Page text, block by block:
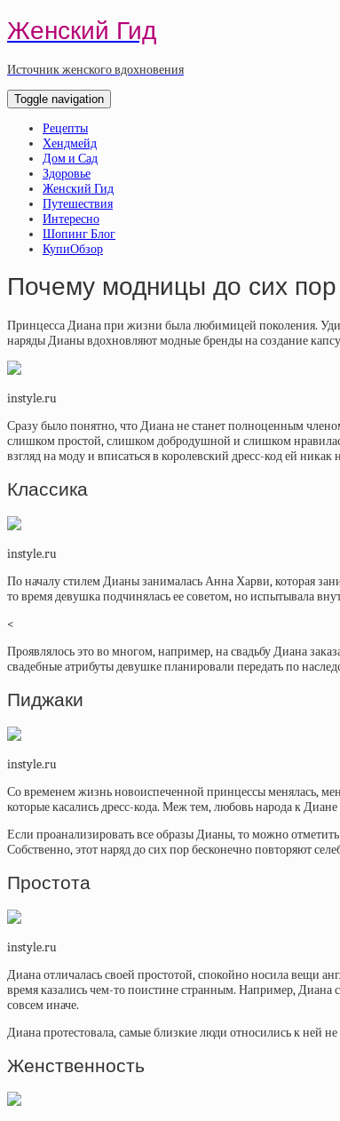
Женский Гид
Источник женского вдохновения
Toggle navigation
Рецепты
Хендмейд
Дом и Сад
Здоровье
Женский Гид
Путешествия
Интересно
Шопинг Блог
КупиОбзор
Почему модницы до сих
Принцесса Диана при жизни была любимицей поколения.
наряды Дианы вдохновляют модные бренды на создание
instyle.ru
Сразу было понятно, что Диана не станет полноценным
слишком простой, слишком добродушной и слишком
взгляд на моду и вписаться в королевский дресс-код ей никак
Классика
instyle.ru
По началу стилем Дианы занималась Анна Харви, которая
то время девушка подчинялась ее советом, но испытывала
<
Проявлялось это во многом, например, на свадьбу Диана
свадебные атрибуты девушке планировали передать по
Пиджаки
instyle.ru
Со временем жизнь новоиспеченной принцессы менялась,
которые касались дресс-кода. Меж тем, любовь народа к
Если проанализировать все образы Дианы, то можно
Собственно, этот наряд до сих пор бесконечно повторяют
Простота
instyle.ru
Диана отличалась своей простотой, спокойно носила вещи
время казались чем-то поистине странным. Например, Диана
совсем иначе.
Диана протестовала, самые близкие люди относились к ней
Женственность